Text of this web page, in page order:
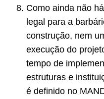
Como ainda não
legal para a
construção, nem
execução do
tempo de
estruturas e
é definido no